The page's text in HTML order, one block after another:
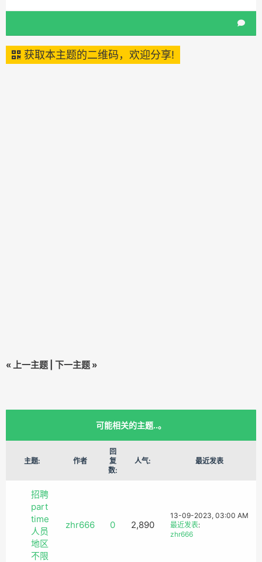
获取本主题的二维码，欢迎分享!
« 上一主题 下一主题 »
可能相关的主题..。
主题: 作者
回
复
数:
人气: 最近发表
招聘
part
time
人员
地区
不限
zhr666 0 2,890
13-09-2023, 03:00 AM
最近发表:
zhr666